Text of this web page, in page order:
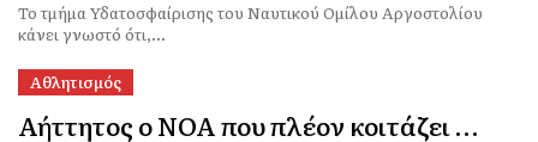
Το τμήμα Υδατοσφαίρισης του Ναυτικού Ομίλου Αργοστολίου
κάνει γνωστό ότι,...
Αθλητισμός
Αήττητος ο ΝΟΑ που πλέον κοιτάζει …